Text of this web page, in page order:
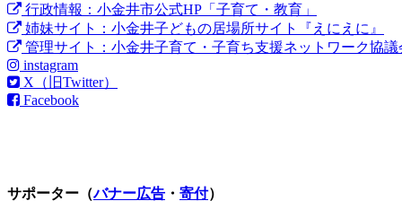
行政情報：小金井市公式HP「子育て・教育」
姉妹サイト：小金井子どもの居場所サイト『えにえに』
管理サイト：小金井子育て・子育ち支援ネットワーク協議
instagram
X（旧Twitter）
Facebook
サポーター（バナー広告 ・ 寄付）